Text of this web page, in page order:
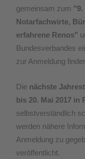
gemeinsam zum "9.
Notarfachwirte,
erfahrene Renos"
Bundesverbandes
zur Anmeldung
Die nächste
bis 20. Mai 2017 in
selbstverständlich
werden nähere
Anmeldung zu
veröffentlicht.